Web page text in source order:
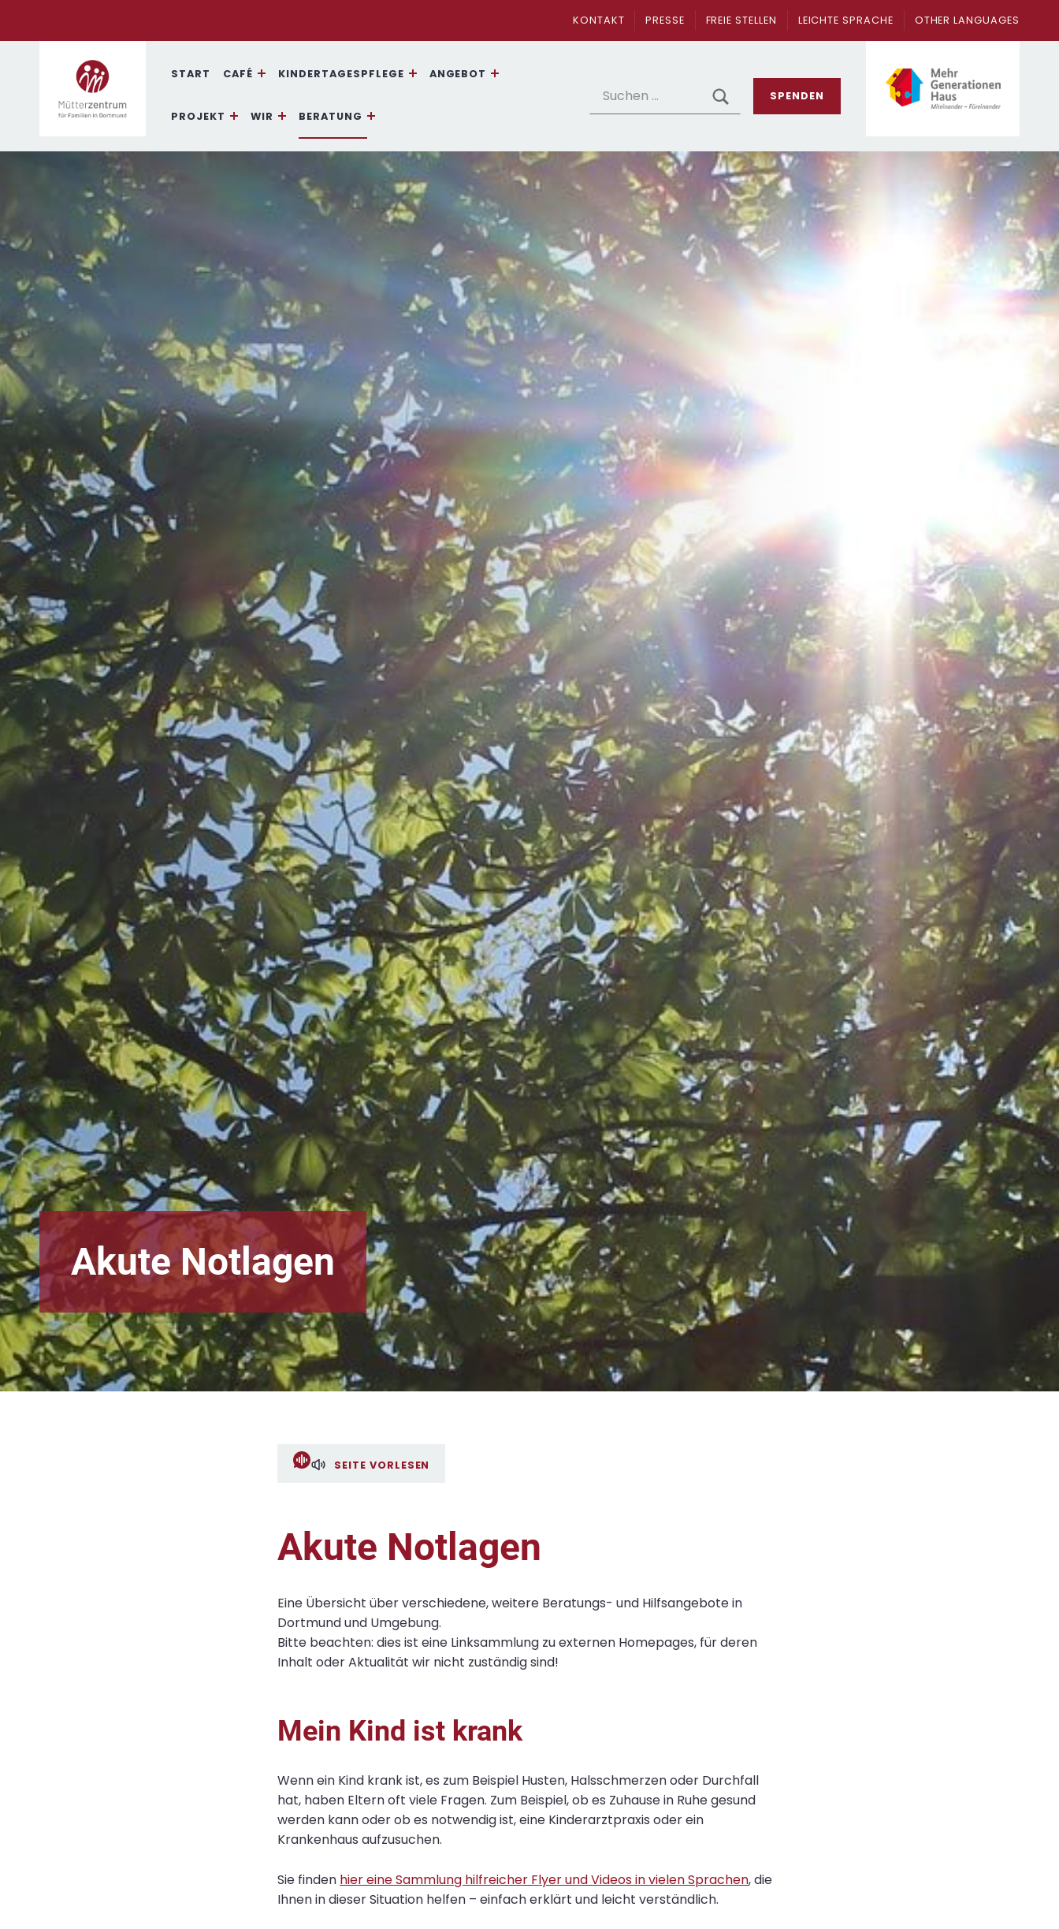
KONTAKT PRESSE FREIE STELLEN LEICHTE SPRACHE OTHER LANGUAGES
MÜTTERZENTRUM DORTMUND
MÜTTERZENTRUM DORTMUND
START CAFÉ KINDERTAGESPFLEGE ANGEBOT
PROJEKT WIR BERATUNG
SPENDEN
Akute Notlagen
SEITE VORLESEN
Akute Notlagen
Eine Übersicht über verschiedene, weitere Beratungs- und Hilfsangebote in
Dortmund und Umgebung.
Bitte beachten: dies ist eine Linksammlung zu externen Homepages, für deren
Inhalt oder Aktualität wir nicht zuständig sind!
Mein Kind ist krank
Wenn ein Kind krank ist, es zum Beispiel Husten, Halsschmerzen oder Durchfall
hat, haben Eltern oft viele Fragen. Zum Beispiel, ob es Zuhause in Ruhe gesund
werden kann oder ob es notwendig ist, eine Kinderarztpraxis oder ein
Krankenhaus aufzusuchen.
Sie finden hier eine Sammlung hilfreicher Flyer und Videos in vielen Sprachen, die
Ihnen in dieser Situation helfen – einfach erklärt und leicht verständlich.